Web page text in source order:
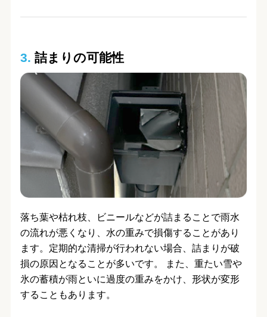
3. 詰まりの可能性
落ち葉や枯れ枝、ビニールなどが詰まることで雨水
の流れが悪くなり、水の重みで損傷することがあり
ます。定期的な清掃が行われない場合、詰まりが破
損の原因となることが多いです。 また、重たい雪や
氷の蓄積が雨といに過度の重みをかけ、形状が変形
することもあります。